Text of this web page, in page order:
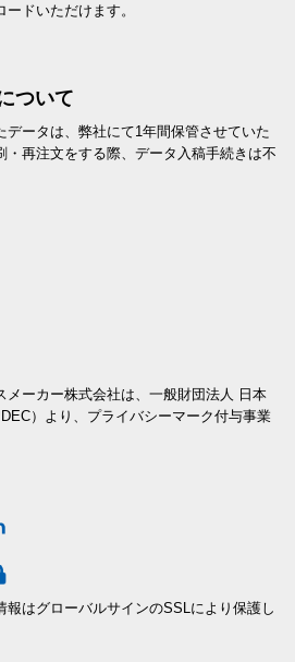
ドいただけます。
ついて
データは、弊社にて1年間保管させていた
・再注文をする際、データ入稿手続きは不
メーカー株式会社は、一般財団法人 日本
）より、プライバシーマーク付与事業
報はグローバルサインのSSLにより保護し